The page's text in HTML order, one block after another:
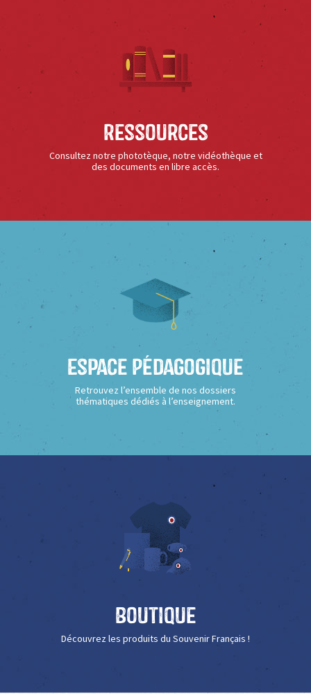
Ressources
Consultez notre phototèque, notre vidéothèque et
des documents en libre accès.
Espace Pédagogique
Retrouvez l’ensemble de nos dossiers
thématiques dédiés à l’enseignement.
Boutique
Découvrez les produits du Souvenir Français !